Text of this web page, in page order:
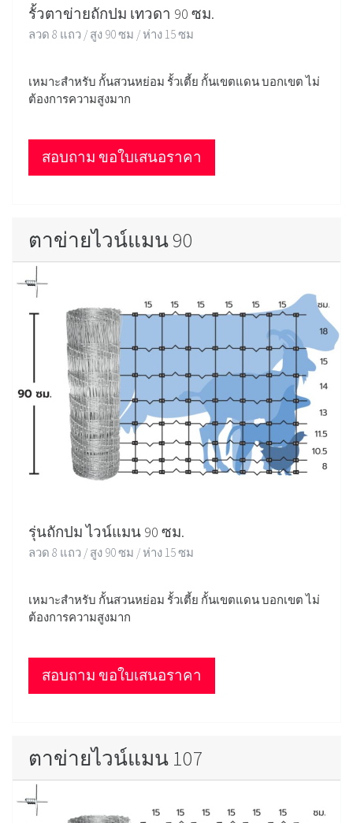
รั้วตาข่ายถักปม เทวดา 90 ซม.
ลวด 8 แถว / สูง 90 ซม / ห่าง 15 ซม
เหมาะสำหรับ กั้นสวนหย่อม รั้วเตี้ย กั้นเขตแดน บอกเขต ไม่
ต้องการความสูงมาก
สอบถาม ขอใบเสนอราคา
ตาข่ายไวน์แมน 90
รุ่นถักปม ไวน์แมน 90 ซม.
ลวด 8 แถว / สูง 90 ซม / ห่าง 15 ซม
เหมาะสำหรับ กั้นสวนหย่อม รั้วเตี้ย กั้นเขตแดน บอกเขต ไม่
ต้องการความสูงมาก
สอบถาม ขอใบเสนอราคา
ตาข่ายไวน์แมน 107